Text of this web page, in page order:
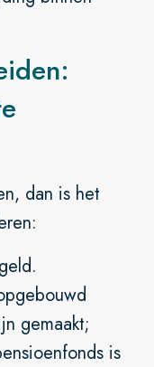
dan is het
gemaakt;
is